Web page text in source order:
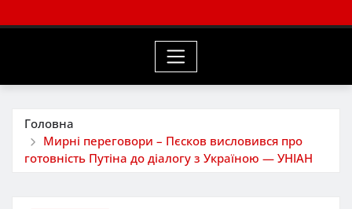
Головна
Мирні переговори – Пєсков висловився про
готовність Путіна до діалогу з Україною — УНІАН